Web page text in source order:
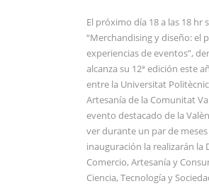
El próximo día 18 a las 18 hr
“Merchandising y diseño: el
experiencias de eventos”,
alcanza su 12ª edición este
entre la Universitat
Artesanía de la Comunitat
evento destacado de la
ver durante un par de
inauguración la realizarán la
Comercio, Artesanía y
Ciencia, Tecnología y